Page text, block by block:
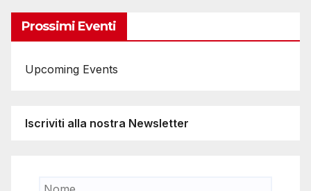
Prossimi Eventi
Upcoming Events
Iscriviti alla nostra Newsletter